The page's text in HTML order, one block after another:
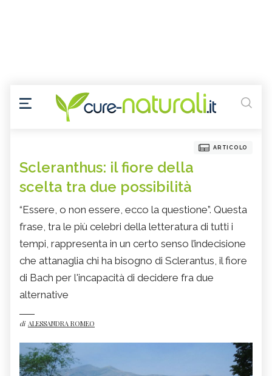
ARTICOLO
Scleranthus: il fiore della
scelta tra due possibilità
“Essere, o non essere, ecco la questione”. Questa
frase, tra le più celebri della letteratura di tutti i
tempi, rappresenta in un certo senso l’indecisione
che attanaglia chi ha bisogno di Sclerantus, il fiore
di Bach per l'incapacità di decidere fra due
alternative
di ALESSANDRA ROMEO